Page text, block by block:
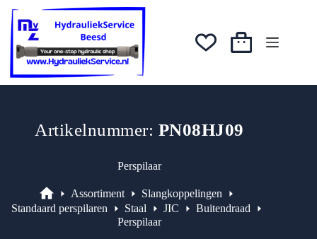
naar
inhoud
was:
€3,28.
€2,62.
Winkelwagen
Artikelnummer: PN08HJ09
Perspilaar
Assortiment
Assortiment
Slangkoppelingen
Standaard perspilaren
Staal JIC
Buitendraad
Perspilaar